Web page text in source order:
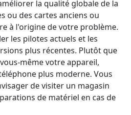
la qualité globale de la
ou des cartes anciens ou
à l'origine de votre problème.
les pilotes actuels et les
plus récentes. Plutôt que
même votre appareil,
plus moderne. Vous
de visiter un magasin
de matériel en cas de